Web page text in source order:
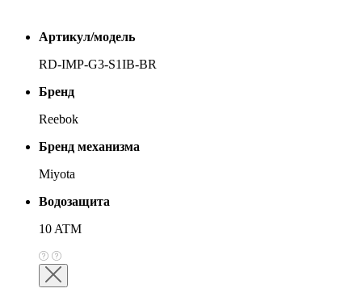
Артикул/модель
RD-IMP-G3-S1IB-BR
Бренд
Reebok
Бренд механизма
Miyota
Водозащита
10 ATM